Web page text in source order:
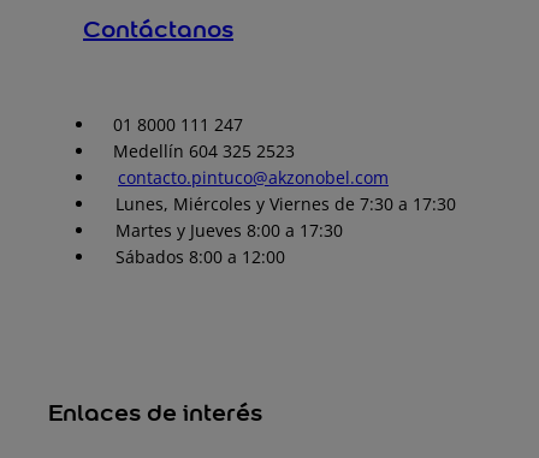
Contáctanos
01 8000 111 247
Medellín 604 325 2523
contacto.pintuco@akzonobel.com
Lunes, Miércoles y Viernes de 7:30 a 17:30
Martes y Jueves 8:00 a 17:30
Sábados 8:00 a 12:00
Enlaces de interés